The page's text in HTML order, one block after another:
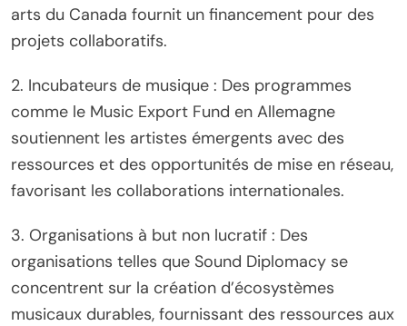
arts du Canada fournit un financement pour des
projets collaboratifs.
2. Incubateurs de musique : Des programmes
comme le Music Export Fund en Allemagne
soutiennent les artistes émergents avec des
ressources et des opportunités de mise en réseau,
favorisant les collaborations internationales.
3. Organisations à but non lucratif : Des
organisations telles que Sound Diplomacy se
concentrent sur la création d’écosystèmes
musicaux durables, fournissant des ressources aux